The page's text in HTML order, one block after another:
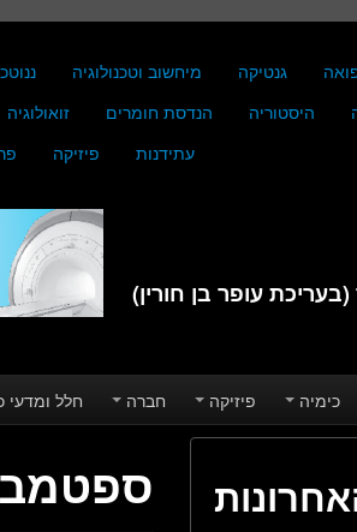
גנטיקה מיחשוב וטכנולוגיה
היסטוריה הנדסת חומרים זואולוגיה
עתידנות
פיזיקה
עופר בן חורין)
כימיה פיזיקה חברה חלל ומדעי
ספטמבר